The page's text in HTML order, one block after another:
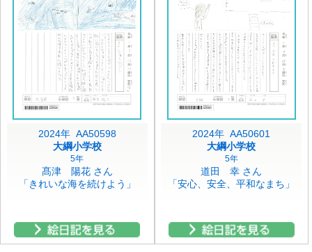
2024年 AA50598
大綱小学校
5年
髙津 陽花 さん
「きれいな海を続けよう」
2024年 AA50601
大綱小学校
5年
道田 幸 さん
「安心、安全、平和なまち」